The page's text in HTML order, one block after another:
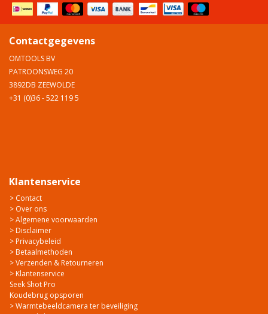
Contactgegevens
OMTOOLS BV
PATROONSWEG 20
3892DB ZEEWOLDE
+31 (0)36 - 522 119 5
Klantenservice
> Contact
> Over ons
> Algemene voorwaarden
> Disclaimer
> Privacybeleid
> Betaalmethoden
> Verzenden & Retourneren
> Klantenservice
Seek Shot Pro
Koudebrug opsporen
> Warmtebeeldcamera ter beveiliging